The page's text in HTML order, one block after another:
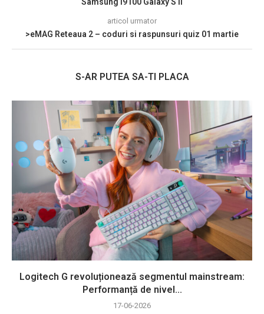
articol urmator
>eMAG Reteaua 2 – coduri si raspunsuri quiz 01 martie
S-AR PUTEA SA-TI PLACA
Logitech G revoluționează segmentul mainstream:
Performanță de nivel...
17-06-2026